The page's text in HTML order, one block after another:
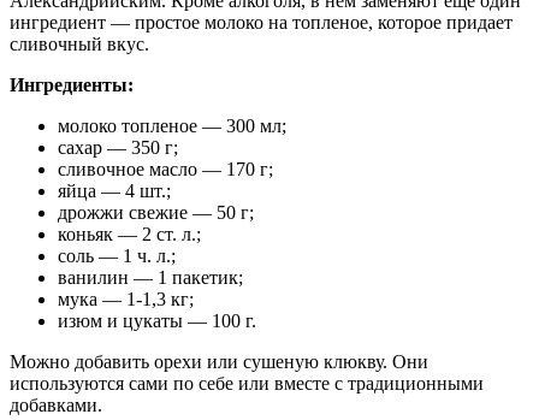
ингредиент — простое молоко на топленое, которое придает
сливочный вкус.
Ингредиенты:
молоко топленое — 300 мл;
сахар — 350 г;
сливочное масло — 170 г;
яйца — 4 шт.;
дрожжи свежие — 50 г;
коньяк — 2 ст. л.;
соль — 1 ч. л.;
ванилин — 1 пакетик;
мука — 1-1,3 кг;
изюм и цукаты — 100 г.
Можно добавить орехи или сушеную клюкву. Они
используются сами по себе или вместе с традиционными
добавками.